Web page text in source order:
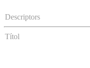
Descriptors
Títol